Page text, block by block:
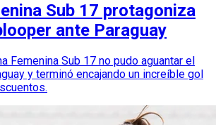
Sub 17 protagoniza
ante Paraguay
Femenina Sub 17 no pudo aguantar el
y terminó encajando un increíble gol